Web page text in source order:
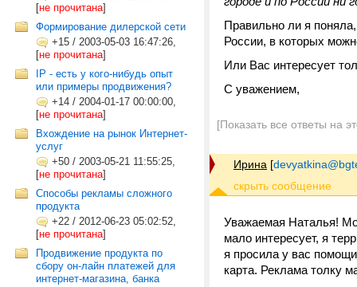
[не прочитана]
Формирование дилерской сети
+15 / 2003-05-03 16:47:26,
[не прочитана]
IP - есть у кого-нибудь опыт
или примеры продвижения?
+14 / 2004-01-17 00:00:00,
[не прочитана]
Вхождение на рынок Интернет-
услуг
+50 / 2003-05-21 11:55:25,
[не прочитана]
Способы рекламы сложного
продукта
+22 / 2012-06-23 05:02:52,
[не прочитана]
Продвижение продукта по
сбору он-лайн платежей для
интернет-магазина, банка
Правильно ли я
России, в которых
Или Вас интересует
С уважением,
[Показать все ответы на
Ирина [
Уважаемая Наталья!
мало интересует, я
я просила у вас
карта. Реклама толку